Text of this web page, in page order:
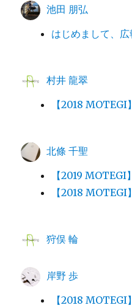
池田 朋弘
はじめまして、広
村井 龍翠
【2018 MOTEGI
北條 千聖
【2019
【2018 MOTEGI
狩俣 輪
岸野 歩
【2018 MOTEGI